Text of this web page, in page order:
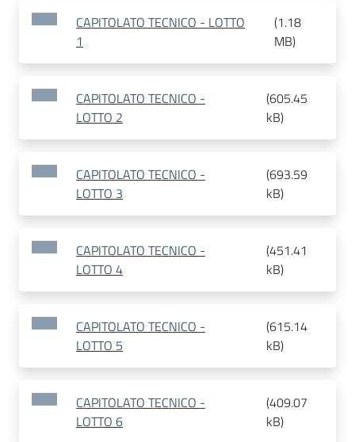
CAPITOLATO TECNICO - LOTTO
1
(1.18
MB)
CAPITOLATO TECNICO -
LOTTO 2
(605.45
kB)
CAPITOLATO TECNICO -
LOTTO 3
(693.59
kB)
CAPITOLATO TECNICO -
LOTTO 4
(451.41
kB)
CAPITOLATO TECNICO -
LOTTO 5
(615.14
kB)
CAPITOLATO TECNICO -
LOTTO 6
(409.07
kB)